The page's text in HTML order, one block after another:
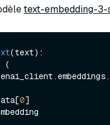
text-embedding-
(text):
(
.data[
0]